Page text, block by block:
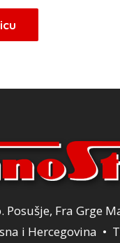
24,65 KM.
Posušje, Fra Grge
i Hercegovina •